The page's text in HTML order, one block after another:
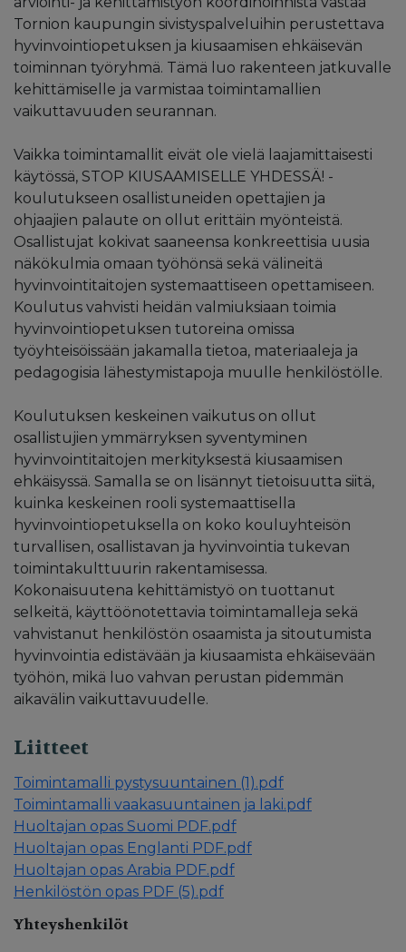
Tornion kaupungin sivistyspalveluihin perustettava
hyvinvointiopetuksen ja kiusaamisen ehkäisevän
toiminnan työryhmä. Tämä luo rakenteen jatkuvalle
kehittämiselle ja varmistaa toimintamallien
vaikuttavuuden seurannan.
Vaikka toimintamallit eivät ole vielä laajamittaisesti
käytössä, STOP KIUSAAMISELLE YHDESSÄ! -
koulutukseen osallistuneiden opettajien ja
ohjaajien palaute on ollut erittäin myönteistä.
Osallistujat kokivat saaneensa konkreettisia uusia
näkökulmia omaan työhönsä sekä välineitä
hyvinvointitaitojen systemaattiseen opettamiseen.
Koulutus vahvisti heidän valmiuksiaan toimia
hyvinvointiopetuksen tutoreina omissa
työyhteisöissään jakamalla tietoa, materiaaleja ja
pedagogisia lähestymistapoja muulle henkilöstölle.
Koulutuksen keskeinen vaikutus on ollut
osallistujien ymmärryksen syventyminen
hyvinvointitaitojen merkityksestä kiusaamisen
ehkäisyssä. Samalla se on lisännyt tietoisuutta siitä,
kuinka keskeinen rooli systemaattisella
hyvinvointiopetuksella on koko kouluyhteisön
turvallisen, osallistavan ja hyvinvointia tukevan
toimintakulttuurin rakentamisessa.
Kokonaisuutena kehittämistyö on tuottanut
selkeitä, käyttöönotettavia toimintamalleja sekä
vahvistanut henkilöstön osaamista ja sitoutumista
hyvinvointia edistävään ja kiusaamista ehkäisevään
työhön, mikä luo vahvan perustan pidemmän
aikavälin vaikuttavuudelle.
Liitteet
Toimintamalli pystysuuntainen (1).pdf
Toimintamalli vaakasuuntainen ja laki.pdf
Huoltajan opas Suomi PDF.pdf
Huoltajan opas Englanti PDF.pdf
Huoltajan opas Arabia PDF.pdf
Henkilöstön opas PDF (5).pdf
Yhteyshenkilöt